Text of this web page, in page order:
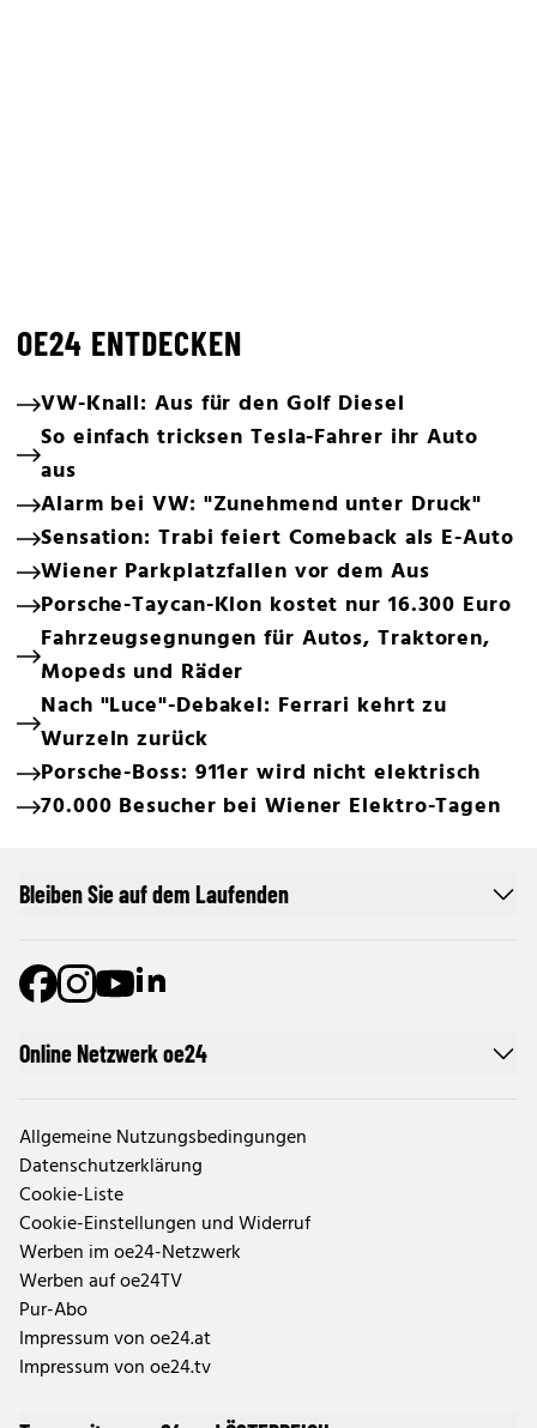
OE24 ENTDECKEN
VW-Knall: Aus für den Golf Diesel
So einfach tricksen Tesla-Fahrer ihr Auto
aus
Alarm bei VW: "Zunehmend unter Druck"
Sensation: Trabi feiert Comeback als E-Auto
Wiener Parkplatzfallen vor dem Aus
Porsche-Taycan-Klon kostet nur 16.300 Euro
Fahrzeugsegnungen für Autos, Traktoren,
Mopeds und Räder
Nach "Luce"-Debakel: Ferrari kehrt zu
Wurzeln zurück
Porsche-Boss: 911er wird nicht elektrisch
70.000 Besucher bei Wiener Elektro-Tagen
Online Netzwerk oe24
Allgemeine Nutzungsbedingungen
Datenschutzerklärung
Cookie-Liste
Cookie-Einstellungen und Widerruf
Werben im oe24-Netzwerk
Werben auf oe24TV
Pur-Abo
Impressum von oe24.at
Impressum von oe24.tv
Bleiben Sie auf dem Laufenden